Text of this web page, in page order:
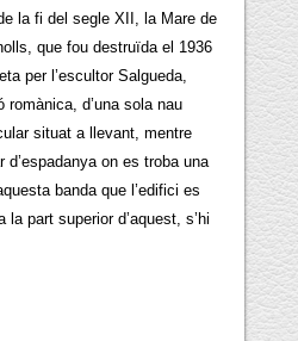
la fi del segle XII, la Mare de
que fou destruïda el 1936
per l’escultor Salgueda,
romànica, d’una sola nau
situat a llevant, mentre
on es troba una
banda que l’edifici es
part superior d’aquest, s’hi